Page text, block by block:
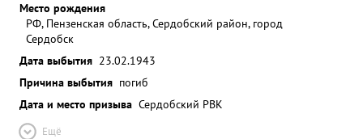
Место рождения
РФ, Пензенская область, Сердобский район, город
Сердобск
Дата выбытия 23.02.1943
Причина выбытия погиб
Дата и место призыва Сердобский РВК
Ещё